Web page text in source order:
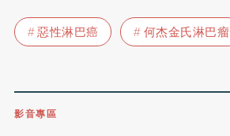
惡性淋巴癌 何杰金氏淋巴瘤
影音專區